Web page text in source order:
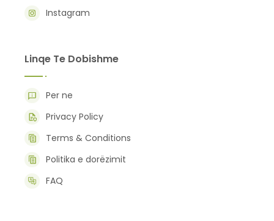
Instagram
Linqe Te Dobishme
Per ne
Privacy Policy
Terms & Conditions
Politika e dorëzimit
FAQ